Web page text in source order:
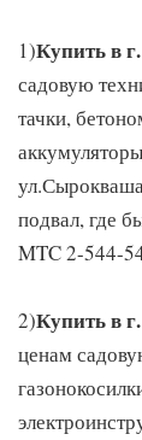
1)Купить в
садовую
тачки,
подвал, где
MTC 2-544-
2)Купить в
ценам